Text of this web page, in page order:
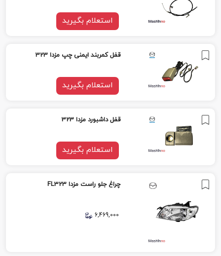
استعلام بگیرید
قفل کمربند ایمنى چپ مزدا 323
استعلام بگیرید
قفل داشبورد مزدا 323
استعلام بگیرید
چراغ جلو راست مزدا FL323
6,469,000